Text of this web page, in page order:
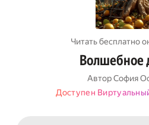
Читать бесплатно
Волшебное
Автор София
Доступен